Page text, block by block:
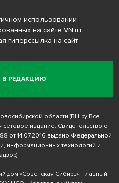
В РЕДАКЦИЮ
использовании
на сайте VN.ru,
гиперссылка на сайт
области (ВН.ру Все
издание. Свидетельство о
от 14.07.2016 выдано Федеральной
информационных технологий и
дом «Советская Сибирь». Главный